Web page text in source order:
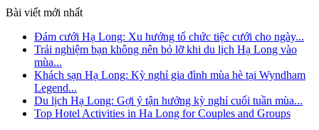
Bài viết mới nhất
Đám cưới Hạ Long: Xu hướng tổ chức tiệc cưới cho ngày...
Trải nghiệm bạn không nên bỏ lỡ khi du lịch Hạ Long vào
mùa...
Khách sạn Hạ Long: Kỳ nghỉ gia đình mùa hè tại Wyndham
Legend...
Du lịch Hạ Long: Gợi ý tận hưởng kỳ nghỉ cuối tuần mùa...
Top Hotel Activities in Ha Long for Couples and Groups